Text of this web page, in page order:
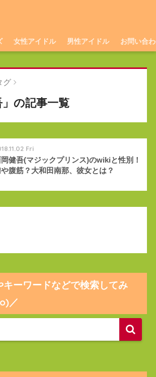
女性アイドル 男性アイドル お問い合
グ
」の記事一覧
Fri
健吾(マジックプリンス)のwikiと性別！
腹筋？大和田南那、彼女とは？
キーワードなどで検索してみ
／